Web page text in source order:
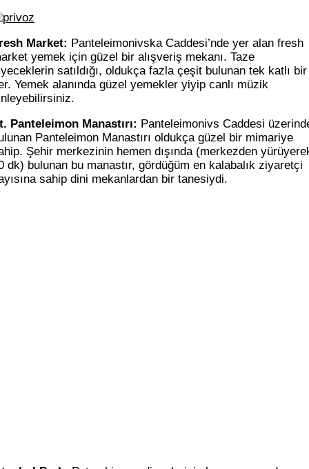
Market: Panteleimonivska Caddesi’nde yer alan fresh
yemek için güzel bir alışveriş mekanı. Taze
satıldığı, oldukça fazla çeşit bulunan tek katlı bir
Yemek alanında güzel yemekler yiyip canlı müzik
Panteleimon Manastırı: Panteleimonivs Caddesi
Panteleimon Manastırı oldukça güzel bir mimariye
Şehir merkezinin hemen dışında (merkezden
dk) bulunan bu manastır, gördüğüm en kalabalık ziyaretçi
sahip dini mekanlardan bir tanesiydi.